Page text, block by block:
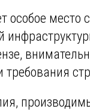
особое место